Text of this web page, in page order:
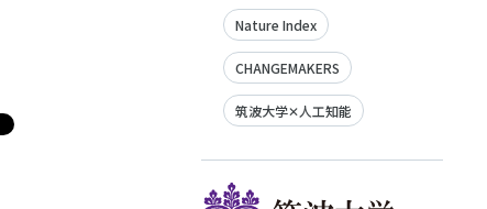
Nature Index
CHANGEMAKERS
筑波大学✕人工知能